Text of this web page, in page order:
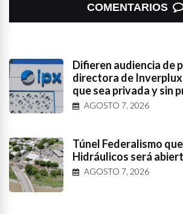
COMENTARIOS
Difieren audiencia de
directora de
que sea privada y sin
AGOSTO 7, 2026
Túnel Federalismo
Hidráulicos será
AGOSTO 7, 2026